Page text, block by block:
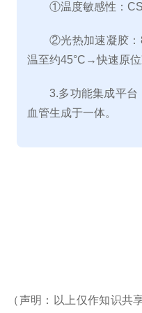
①温度敏感性：
②光热加速凝胶：
温至约45°C →快速原位
3.多功能集成平台
血管生成于一体。
（声明：以上仅作知识共